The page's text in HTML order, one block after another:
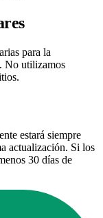
para la
No utilizamos
estará siempre
actualización. Si los
30 días de